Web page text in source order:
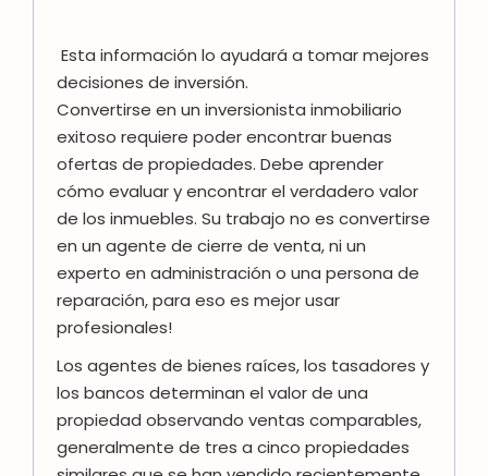
Esta información lo ayudará a tomar mejores
decisiones de inversión.
Convertirse en un inversionista inmobiliario
exitoso requiere poder encontrar buenas
ofertas de propiedades. Debe aprender
cómo evaluar y encontrar el verdadero valor
de los inmuebles. Su trabajo no es convertirse
en un agente de cierre de venta, ni un
experto en administración o una persona de
reparación, para eso es mejor usar
profesionales!
Los agentes de bienes raíces, los tasadores y
los bancos determinan el valor de una
propiedad observando ventas comparables,
generalmente de tres a cinco propiedades